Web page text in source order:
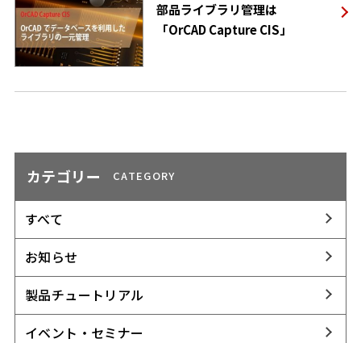
部品ライブラリ管理は
「OrCAD Capture CIS」
カテゴリー CATEGORY
すべて
お知らせ
製品チュートリアル
イベント・セミナー